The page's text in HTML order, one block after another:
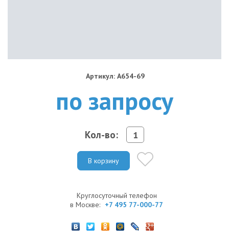
Артикул: A654-69
по запросу
Кол-во:
В корзину
Круглосуточный телефон
в Москве: +7 495 77-000-77